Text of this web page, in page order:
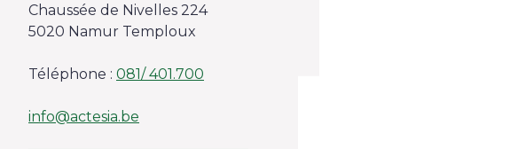
Chaussée de Nivelles 224
5020 Namur Temploux
Téléphone : 081/ 401.700
info@actesia.be